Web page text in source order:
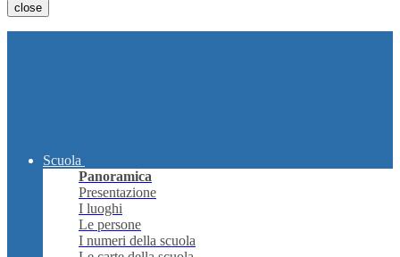
close
Scuola
Panoramica
Presentazione
I luoghi
Le persone
I numeri della scuola